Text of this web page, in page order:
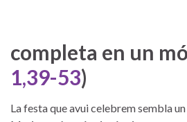
completa en un
1,39-53)
La festa que avui celebrem sembla